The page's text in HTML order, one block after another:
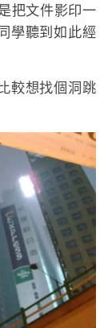
把文件影印一
學聽到如此經
較想找個洞跳